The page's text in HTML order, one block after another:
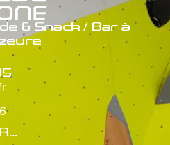
& Snack / Bar à